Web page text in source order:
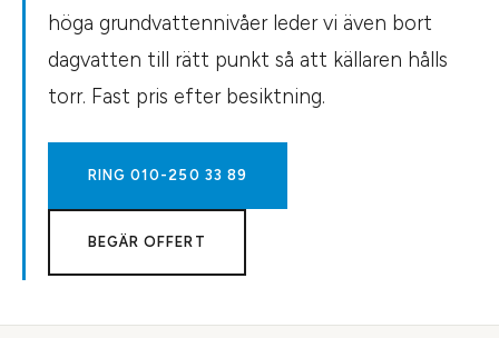
höga grundvattennivåer leder vi även bort
dagvatten till rätt punkt så att källaren hålls
torr. Fast pris efter besiktning.
RING010-250 33 89
BEGÄR OFFERT